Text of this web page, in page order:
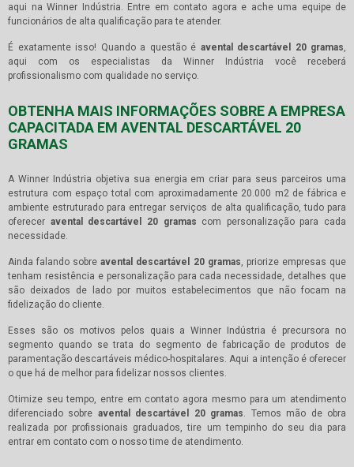
aqui na Winner Indústria. Entre em contato agora e ache uma equipe de
funcionários de alta qualificação para te atender.
É exatamente isso! Quando a questão é avental descartável 20 gramas
aqui com os especialistas da Winner Indústria você receberá
profissionalismo com qualidade no serviço.
OBTENHA MAIS INFORMAÇÕES SOBRE A EMPRESA
CAPACITADA EM AVENTAL DESCARTÁVEL 20
GRAMAS
A Winner Indústria objetiva sua energia em criar para seus parceiros uma
estrutura com espaço total com aproximadamente 20.000 m2 de fábrica e
ambiente estruturado para entregar serviços de alta qualificação, tudo para
oferecer avental descartável 20 gramas com personalização para cada
necessidade.
Ainda falando sobreavental descartável 20 gramas , priorize empresas que
tenham resistência e personalização para cada necessidade, detalhes que
são deixados de lado por muitos estabelecimentos que não focam na
fidelização do cliente.
Esses são os motivos pelos quais a Winner Indústria é precursora no
segmento quando se trata do segmento de fabricação de produtos de
paramentação descartáveis médico-hospitalares. Aqui a intenção é oferecer
o que há de melhor para fidelizar nossos clientes.
Otimize seu tempo, entre em contato agora mesmo para um atendimento
diferenciado sobre avental descartável 20 gramas . Temos mão de obra
realizada por profissionais graduados, tire um tempinho do seu dia para
entrar em contato com o nosso time de atendimento.